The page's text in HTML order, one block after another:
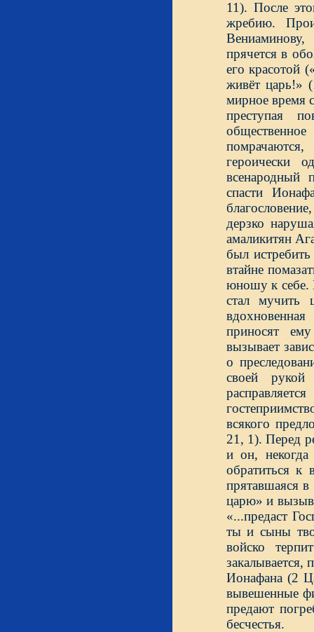
11). После
жребию.
прячется в
его красотой
живёт царь!»
мирное время
преступая
героически
всенародный
спасти
дерзко
амаликитян
был
втайне
юношу к себе.
стал мучить
приносят
вызывает
о
своей рукой
всякого
21, 1). Перед
и он, некогда
обратиться к
прятавшаяся
царю» и
«...предаст
ты и сыны
войско
закалывается,
Ионафана (2
вывешенные
предают
бесчестья.